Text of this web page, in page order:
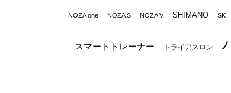
NOZA one NOZA S NOZA V SHIMANO SK
スマートトレーナー トライアスロン